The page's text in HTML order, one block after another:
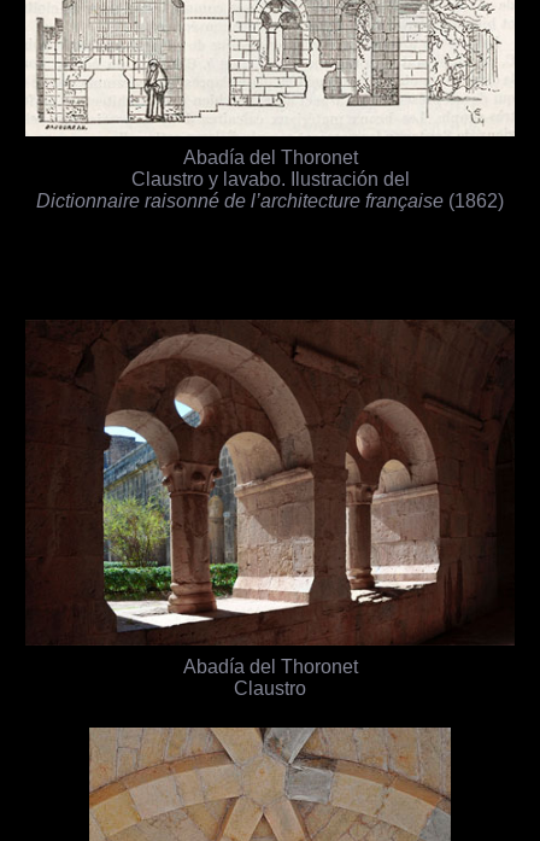
Abadía del Thoronet
Claustro y lavabo. Ilustración del
Dictionnaire raisonné de l’architecture française (1862)
Abadía del Thoronet
Claustro